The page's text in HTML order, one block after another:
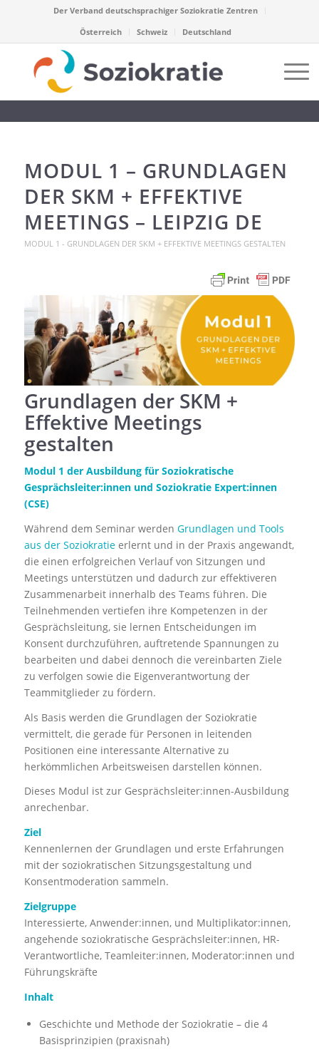
Der Verband deutschsprachiger Soziokratie Zentren
Österreich
Schweiz Deutschland
MODUL 1 – GRUNDLAGEN
DER SKM + EFFEKTIVE
MEETINGS – LEIPZIG DE
MODUL 1 - GRUNDLAGEN DER SKM + EFFEKTIVE MEETINGS GESTALTEN
Grundlagen der SKM +
Effektive Meetings
gestalten
Modul 1 der Ausbildung für Soziokratische
Gesprächsleiter:innenund Soziokratie Expert:innen
(CSE)
Während dem Seminar werden Grundlagen und Tools
aus der Soziokratieerlernt und in der Praxis angewandt,
die einen erfolgreichen Verlauf von Sitzungen und
Meetings unterstützen und dadurch zur effektiveren
Zusammenarbeit innerhalb des Teams führen. Die
Teilnehmenden vertiefen ihre Kompetenzen in der
Gesprächsleitung, sie lernen Entscheidungen im
Konsent durchzuführen, auftretende Spannungen zu
bearbeiten und dabei dennoch die vereinbarten Ziele
zu verfolgen sowie die Eigenverantwortung der
Teammitglieder zu fördern.
Als Basis werden die Grundlagen der Soziokratie
vermittelt, die gerade für Personen in leitenden
Positionen eine interessante Alternative zu
herkömmlichen Arbeitsweisen darstellen können.
Dieses Modul ist zur Gesprächsleiter:innen-Ausbildung
anrechenbar.
Ziel
Kennenlernen der Grundlagen und erste Erfahrungen
mit der soziokratischen Sitzungsgestaltung und
Konsentmoderation sammeln.
Zielgruppe
Interessierte, Anwender:innen, und Multiplikator:innen,
angehende soziokratische Gesprächsleiter:innen, HR-
Verantwortliche, Teamleiter:innen, Moderator:innen und
Führungskräfte
Inhalt
Geschichte und Methode der Soziokratie – die 4
Basisprinzipien (praxisnah)